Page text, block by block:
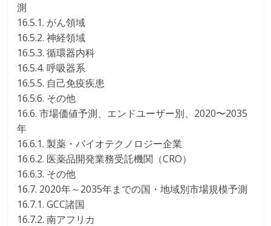
測
16.5.1. がん領域
16.5.2. 神経領域
16.5.3. 循環器内科
16.5.4. 呼吸器系
16.5.5. 自己免疫疾患
16.5.6. その他
16.6. 市場価値予測、エンドユーザー別、2020〜2035
年
16.6.1. 製薬・バイオテクノロジー企業
16.6.2. 医薬品開発業務受託機関（CRO）
16.6.3. その他
16.7. 2020年～2035年までの国・地域別市場規模予測
16.7.1. GCC諸国
16.7.2. 南アフリカ